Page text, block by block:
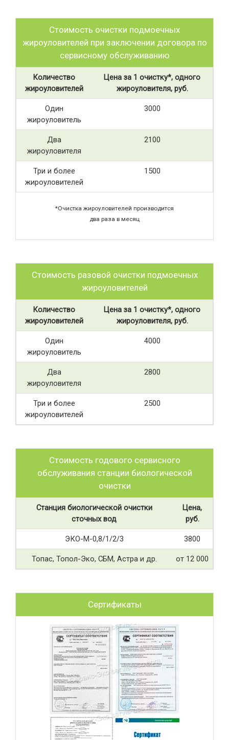
Стоимость очистки подмоечных
жироуловителей при заключении договора по
сервисному обслуживанию
Количество
жироуловителей
Цена за 1 очистку*, одного
жироуловителя, руб.
Один
жироуловитель
3000
Два
жироуловителя
2100
Три и более
жироуловителей
1500
*Очистка жироуловителей производится
два раза в месяц
Стоимость разовой очистки подмоечных
жироуловителей
Количество
жироуловителей
Цена за 1 очистку*, одного
жироуловителя, руб.
Один
жироуловитель
4000
Два
жироуловителя
2800
Три и более
жироуловителей
2500
Стоимость годового сервисного
обслуживания станции биологической
очистки
Станция биологической очистки
сточных вод
Цена,
руб.
ЭКО-М-0,8/1/2/3 3800
Топас, Топол-Эко, СБМ, Астра и др. от 12 000
Сертификаты